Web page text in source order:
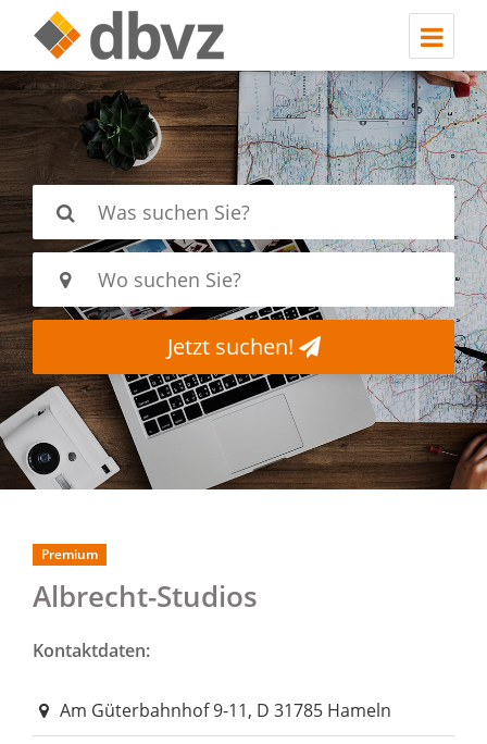
Jetzt suchen!
Albrecht-Studios
Premium
Kontaktdaten:
Am Güterbahnhof 9-11, D 31785 Hameln